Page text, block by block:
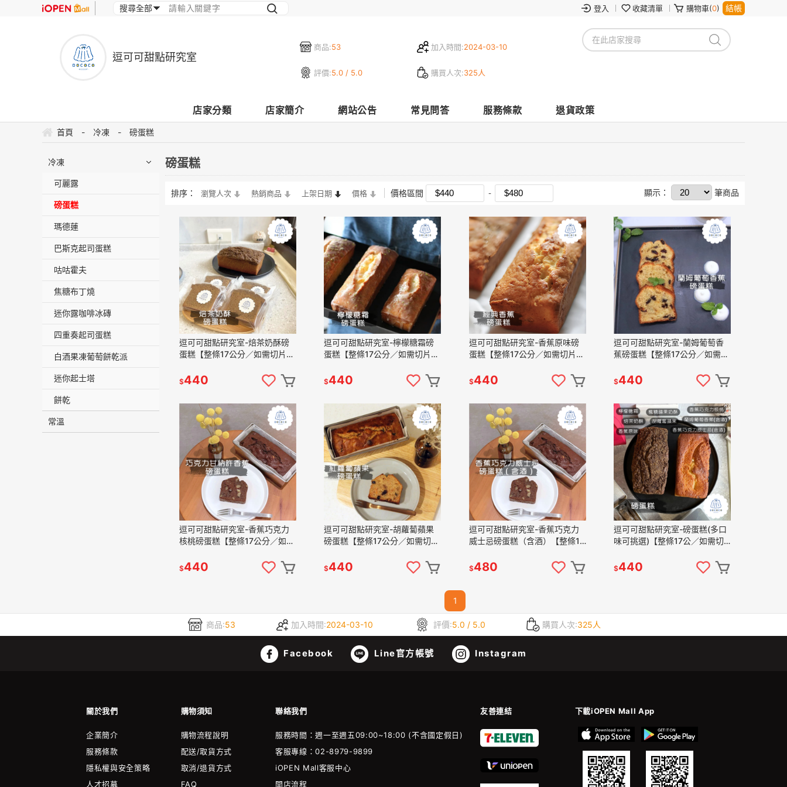
登入 收藏清單 購物車(0) 結帳
商品:53 加入時間:2024-03-10
評價:5.0 / 5.0 購買人次:325人
逗可可甜點研究室
店家分類 店家簡介 網站公告 常見問答 服務條款 退貨政策
首頁 - 冷凍 - 磅蛋糕
冷凍
可麗露
磅蛋糕
瑪德蓮
巴斯克起司蛋糕
咕咕霍夫
焦糖布丁燒
迷你露咖啡冰磚
四重奏起司蛋糕
白酒果凍葡萄餅乾派
迷你起士塔
餅乾
常溫
磅蛋糕
排序： 瀏覽人次 熱銷商品 上架日期 價格 價格區間 顯示： 筆商品
逗可可甜點研究室-焙茶奶酥磅
蛋糕【整條17公分／如需切片包
$440
逗可可甜點研究室-檸檬糖霜磅
蛋糕【整條17公分／如需切片包
$440
逗可可甜點研究室-香蕉原味磅
蛋糕【整條17公分／如需切片包
$440
逗可可甜點研究室-蘭姆葡萄香
蕉磅蛋糕【整條17公分／如需切
$440
逗可可甜點研究室-香蕉巧克力
核桃磅蛋糕【整條17公分／如需
$440
逗可可甜點研究室-胡蘿蔔蘋果
磅蛋糕【整條17公分／如需切片
$440
逗可可甜點研究室-香蕉巧克力
威士忌磅蛋糕（含酒）【整條17
$480
逗可可甜點研究室-磅蛋糕(多口
味可挑選)【整條17公／如需切
$440
1
商品:53 加入時間:2024-03-10 評價:5.0 / 5.0 購買人次:325人
Facebook Line官方帳號 Instagram
關於我們 購物須知 聯絡我們 友善連結 下載iOPEN Mall App
企業簡介
服務條款
隱私權與安全策略
人才招募
購物流程說明
配送/取貨方式
取消/退貨方式
FAQ
服務時間：週一至週五09:00~18:00 (不含國定假日)
客服專線：02-8979-9899
iOPEN Mall客服中心
開店流程